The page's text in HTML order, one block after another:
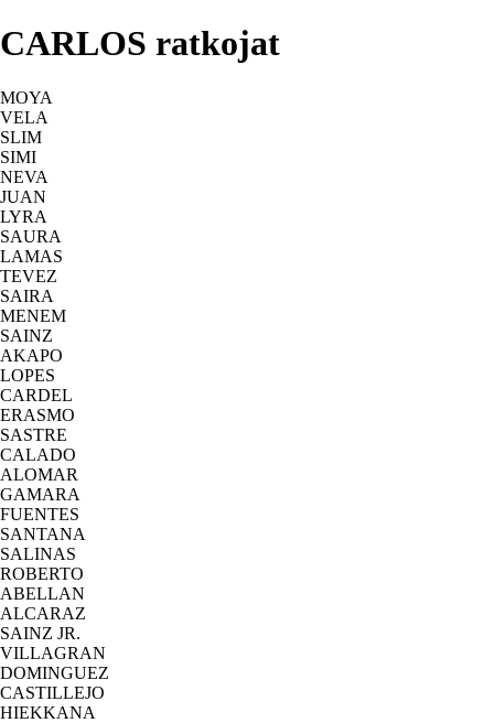
CARLOS ratkojat
MOYA
VELA
SLIM
SIMI
NEVA
JUAN
LYRA
SAURA
LAMAS
TEVEZ
SAIRA
MENEM
SAINZ
AKAPO
LOPES
CARDEL
ERASMO
SASTRE
CALADO
ALOMAR
GAMARA
FUENTES
SANTANA
SALINAS
ROBERTO
ABELLAN
ALCARAZ
SAINZ JR.
VILLAGRAN
DOMINGUEZ
CASTILLEJO
HIEKKANA